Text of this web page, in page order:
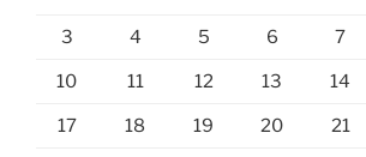
3 4 5 6 7
10 11 12 13 14
17 18 19 20 21